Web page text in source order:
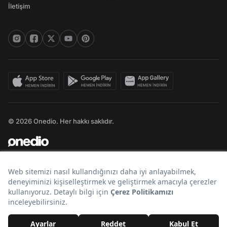
İletişim
© 2026 Onedio. Her hakkı saklıdır.
Bir markasıdır.